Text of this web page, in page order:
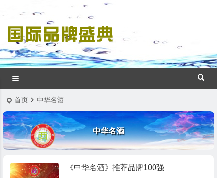
首页 中华名酒
中华名酒
《中华名酒》推荐品牌100强